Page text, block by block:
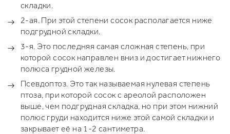
складки.
2-ая. При этой степени сосок располагается ниже
подгрудной складки.
3-я. Это последняя самая сложная степень, при
которой сосок направлен вниз и достигает нижнего
полюса грудной железы.
Псевдоптоз. Это так называемая нулевая степень
птоза, при которой сосок с ареолой расположен
выше, чем подгрудная складка, но при этом нижний
полюс груди находится ниже этой самой складки и
закрывает её на 1-2 сантиметра.